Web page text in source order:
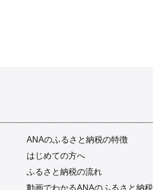
ANAのふるさと納税の特徴
はじめての方へ
ふるさと納税の流れ
動画でわかるANAのふるさと納税